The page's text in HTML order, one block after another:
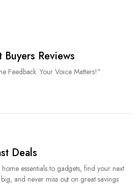
Buyers Reviews
Feedback: Your Voice Matters!"
Deals
essentials to gadgets, find your next
and never miss out on great savings